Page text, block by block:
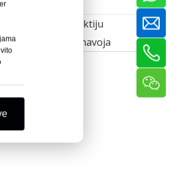
Stroj za izradu noktiju
Stroj za motanje navoja